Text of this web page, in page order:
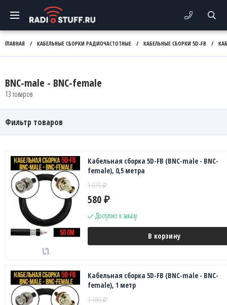
ГЛАВНАЯ / КАБЕЛЬНЫЕ СБОРКИ РАДИОЧАСТОТНЫЕ / КАБЕЛЬНЫЕ СБОРКИ 5D-FB /
BNC-male - BNC-female
13 товаров
Фильтр товаров
Кабельная сборка 5D-FB (BNC-male - BNC-
female), 0,5 метра
1 070₽
580 ₽
Доступно к заказу
В корзину
Кабельная сборка 5D-FB (BNC-male - BNC-
female), 1 метр
1 180₽